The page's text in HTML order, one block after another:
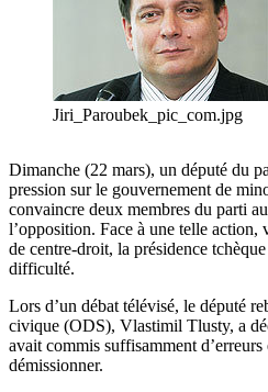
Jiri_Paroubek_pic_com.jpg
Dimanche (22 mars), un député du
pression sur le gouvernement de
convaincre deux membres du parti
l’opposition. Face à une telle action,
de centre-droit, la présidence
difficulté.
Lors d’un débat télévisé, le député
civique (ODS), Vlastimil Tlusty, a
avait commis suffisamment
démissionner.